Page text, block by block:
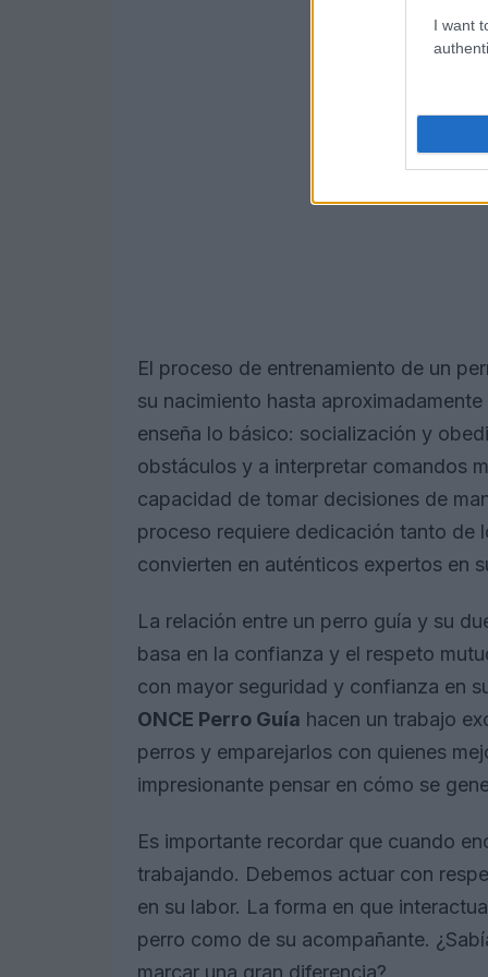
I want
El proceso de entrenamiento de un
su nacimiento hasta
enseña lo básico: socialización y
obstáculos y a interpretar comandos
capacidad de tomar decisiones de
proceso requiere dedicación tanto de
convierten en auténticos expertos en
La relación entre un perro guía y su
basa en la confianza y el respeto
con mayor seguridad y confianza en
ONCE Perro Guía hacen un trabajo
perros y emparejarlos con quienes
impresionante pensar en cómo se
Es importante recordar que cuando
trabajando. Debemos actuar con
en su labor. La forma en que
perro como de su acompañante.